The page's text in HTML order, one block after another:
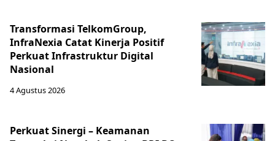
Transformasi TelkomGroup,
InfraNexia Catat Kinerja Positif
Perkuat Infrastruktur Digital
Nasional
4 Agustus 2026
Perkuat Sinergi – Keamanan